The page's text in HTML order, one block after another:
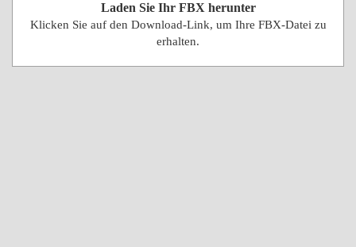
Laden Sie Ihr FBX herunter
Klicken Sie auf den Download-Link, um Ihre FBX-Datei zu
erhalten.